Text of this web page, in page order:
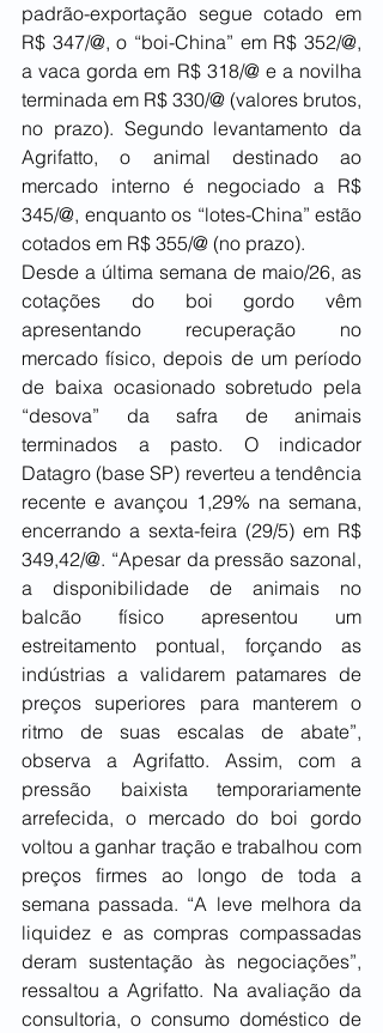
padrão-exportação segue cotado em
R$ 347/@, o “boi-China” em R$ 352/@,
a vaca gorda em R$ 318/@ e a novilha
terminada em R$ 330/@ (valores brutos,
no prazo). Segundo levantamento da
Agrifatto, o animal destinado ao
mercado interno é negociado a R$
345/@, enquanto os “lotes-China” estão
cotados em R$ 355/@ (no prazo).
Desde a última semana de maio/26, as
cotações do boi gordo vêm
apresentando recuperação no
mercado físico, depois de um período
de baixa ocasionado sobretudo pela
“desova” da safra de animais
terminados a pasto. O indicador
Datagro (base SP) reverteu a tendência
recente e avançou 1,29% na semana,
encerrando a sexta-feira (29/5) em R$
349,42/@. “Apesar da pressão sazonal,
a disponibilidade de animais no
balcão físico apresentou um
estreitamento pontual, forçando as
indústrias a validarem patamares de
preços superiores para manterem o
ritmo de suas escalas de abate”,
observa a Agrifatto. Assim, com a
pressão baixista temporariamente
arrefecida, o mercado do boi gordo
voltou a ganhar tração e trabalhou com
preços firmes ao longo de toda a
semana passada. “A leve melhora da
liquidez e as compras compassadas
deram sustentação às negociações”,
ressaltou a Agrifatto. Na avaliação da
consultoria, o consumo doméstico de